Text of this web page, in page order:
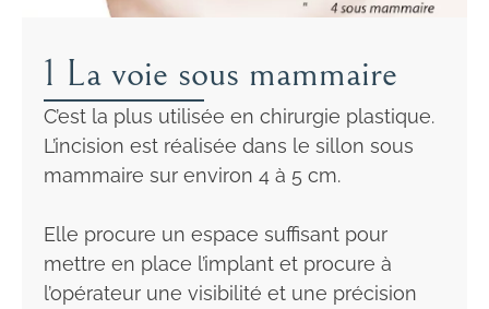
1 La voie sous mammaire
C’est la plus utilisée en chirurgie plastique.
L’incision est réalisée dans le sillon sous
mammaire sur environ 4 à 5 cm.
Elle procure un espace suffisant pour
mettre en place l’implant et procure à
l’opérateur une visibilité et une précision